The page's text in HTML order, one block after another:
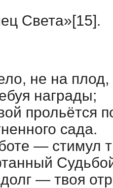
Света»[15].
не на плод,
награды;
прольётся
сада.
— стимул
— твоя